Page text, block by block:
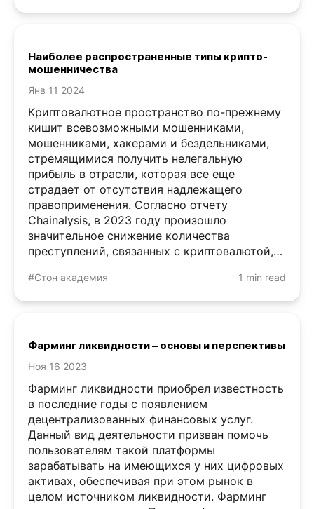
Наиболее распространенные типы крипто-
мошенничества
Янв 11 2024
Криптовалютное пространство по-прежнему
кишит всевозможными мошенниками,
мошенниками, хакерами и бездельниками,
стремящимися получить нелегальную
прибыль в отрасли, которая все еще
страдает от отсутствия надлежащего
правоприменения. Согласно отчету
Chainalysis, в 2023 году произошло
значительное снижение количества
преступлений, связанных с криптовалютой,
ликвидности на рынке, что сделало его ...
#Стон академия 1 min read
Фарминг ликвидности – основы и перспективы
Ноя 16 2023
Фарминг ликвидности приобрел известность
в последние годы с появлением
децентрализованных финансовых услуг.
Данный вид деятельности призван помочь
пользователям такой платформы
зарабатывать на имеющихся у них цифровых
активах, обеспечивая при этом рынок в
целом источником ликвидности. Фарминг